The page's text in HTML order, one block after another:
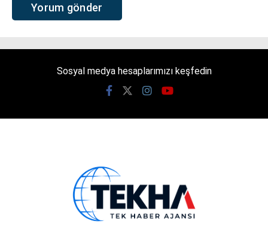
Sosyal medya hesaplarımızı keşfedin